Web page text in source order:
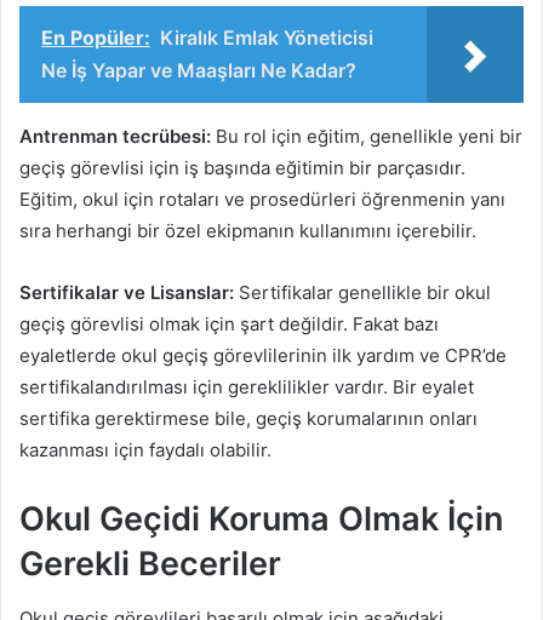
En Popüler: Kiralık Emlak Yöneticisi
Ne İş Yapar ve Maaşları Ne Kadar?
Antrenman tecrübesi: Bu rol için eğitim, genellikle yeni bir
geçiş görevlisi için iş başında eğitimin bir parçasıdır.
Eğitim, okul için rotaları ve prosedürleri öğrenmenin yanı
sıra herhangi bir özel ekipmanın kullanımını içerebilir.
Sertifikalar ve Lisanslar: Sertifikalar genellikle bir okul
geçiş görevlisi olmak için şart değildir. Fakat bazı
eyaletlerde okul geçiş görevlilerinin ilk yardım ve CPR’de
sertifikalandırılması için gereklilikler vardır. Bir eyalet
sertifika gerektirmese bile, geçiş korumalarının onları
kazanması için faydalı olabilir.
Okul Geçidi Koruma Olmak İçin
Gerekli Beceriler